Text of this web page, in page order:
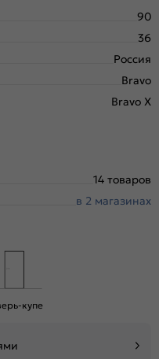
90
36
Россия
Bravo
Bravo X
Царговая
Cappuccino Melinga
с защитным лаком.
Средний ( 26-31 дБ)
14 товаров
в 2 магазинах
купе